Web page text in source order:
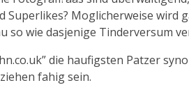
Superlikes? Moglicherweise
so wie dasjenige Tinderversum
die haufigsten Patzer
fahig sein.